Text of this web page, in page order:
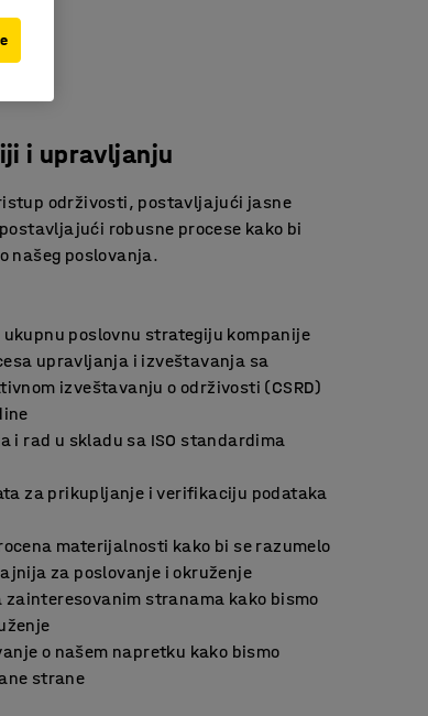
i upravljanju
održivosti, postavljajući jasne
robusne procese kako bi
našeg poslovanja.
poslovnu strategiju kompanije
upravljanja i izveštavanja sa
izveštavanju o održivosti (CSRD)
i rad u skladu sa ISO standardima
za prikupljanje i verifikaciju podataka
materijalnosti kako bi se razumelo
za poslovanje i okruženje
zainteresovanim stranama kako bismo
o našem napretku kako bismo
strane